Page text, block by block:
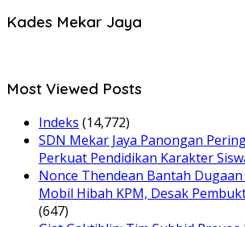
Kades Mekar Jaya
Most Viewed Posts
Indeks (14,772)
SDN Mekar Jaya Panongan
Perkuat Pendidikan Karakter
Nonce Thendean Bantah
Mobil Hibah KPM, Desak
(647)